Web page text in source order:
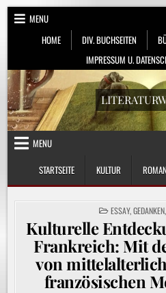
Skip
MENU
HOME
DIV. BUCHSEITEN
IMPRESSUM U.
MENU
STARTSEITE
KULTUR ROMAN
POSTED
IN
ESSAY,GEDANKEN,
Kulturelle
Frankreich: Mit
von
französischen